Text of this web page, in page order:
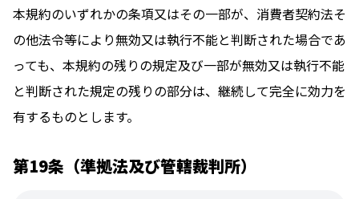
本規約のいずれかの条項又はその一部が、消費者契約法そ
の他法令等により無効又は執行不能と判断された場合であ
っても、本規約の残りの規定及び一部が無効又は執行不能
と判断された規定の残りの部分は、継続して完全に効力を
有するものとします。
第19条（準拠法及び管轄裁判所）